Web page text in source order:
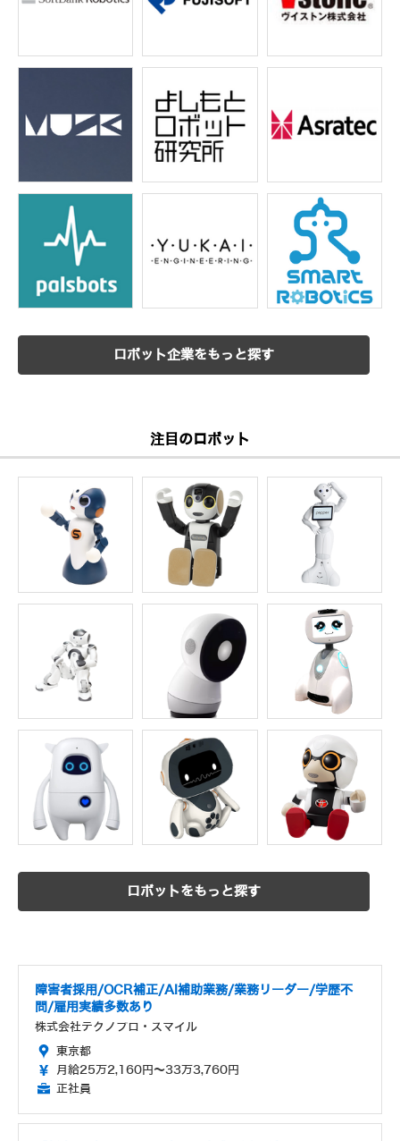
ロボット企業をもっと探す
注目のロボット
ロボットをもっと探す
障害者採用/OCR補正/AI補助業務/業務リーダー/学歴不
問/雇用実績多数あり
株式会社テクノプロ・スマイル
東京都
月給25万2,160円～33万3,760円
正社員